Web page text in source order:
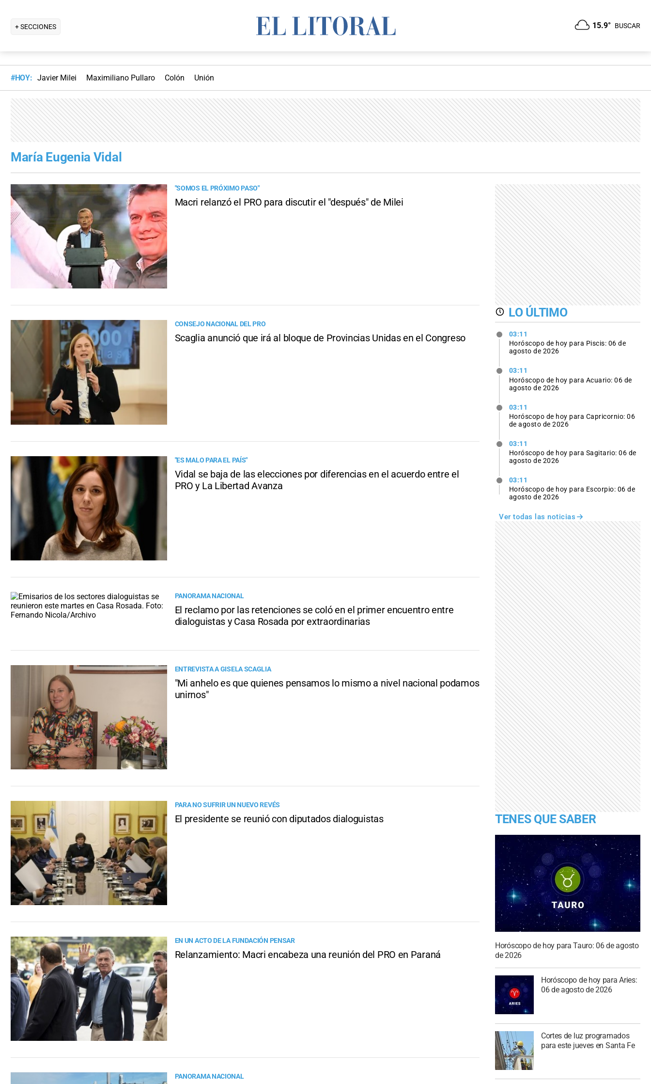
+ SECCIONES 15.9° BUSCAR
#HOY: Javier Milei Maximiliano Pullaro Colón Unión
María Eugenia Vidal
"SOMOS EL PRÓXIMO PASO"
Macri relanzó el PRO para discutir el "después" de Milei
CONSEJO NACIONAL DEL PRO
Scaglia anunció que irá al bloque de Provincias Unidas en el Congreso
"ES MALO PARA EL PAÍS"
Vidal se baja de las elecciones por diferencias en el acuerdo entre el
PRO y La Libertad Avanza
PANORAMA NACIONAL
El reclamo por las retenciones se coló en el primer encuentro entre
dialoguistas y Casa Rosada por extraordinarias
ENTREVISTA A GISELA SCAGLIA
"Mi anhelo es que quienes pensamos lo mismo a nivel nacional podamos
unirnos"
PARA NO SUFRIR UN NUEVO REVÉS
El presidente se reunió con diputados dialoguistas
EN UN ACTO DE LA FUNDACIÓN PENSAR
Relanzamiento: Macri encabeza una reunión del PRO en Paraná
PANORAMA NACIONAL
LO ÚLTIMO
03:11
Horóscopo de hoy para Piscis: 06 de
agosto de 2026
03:11
Horóscopo de hoy para Acuario: 06 de
agosto de 2026
03:11
Horóscopo de hoy para Capricornio: 06
de agosto de 2026
03:11
Horóscopo de hoy para Sagitario: 06 de
agosto de 2026
03:11
Horóscopo de hoy para Escorpio: 06 de
agosto de 2026
Ver todas las noticias
TENES QUE SABER
Horóscopo de hoy para Tauro: 06 de agosto
de 2026
Horóscopo de hoy para Aries:
06 de agosto de 2026
Cortes de luz programados
para este jueves en Santa Fe